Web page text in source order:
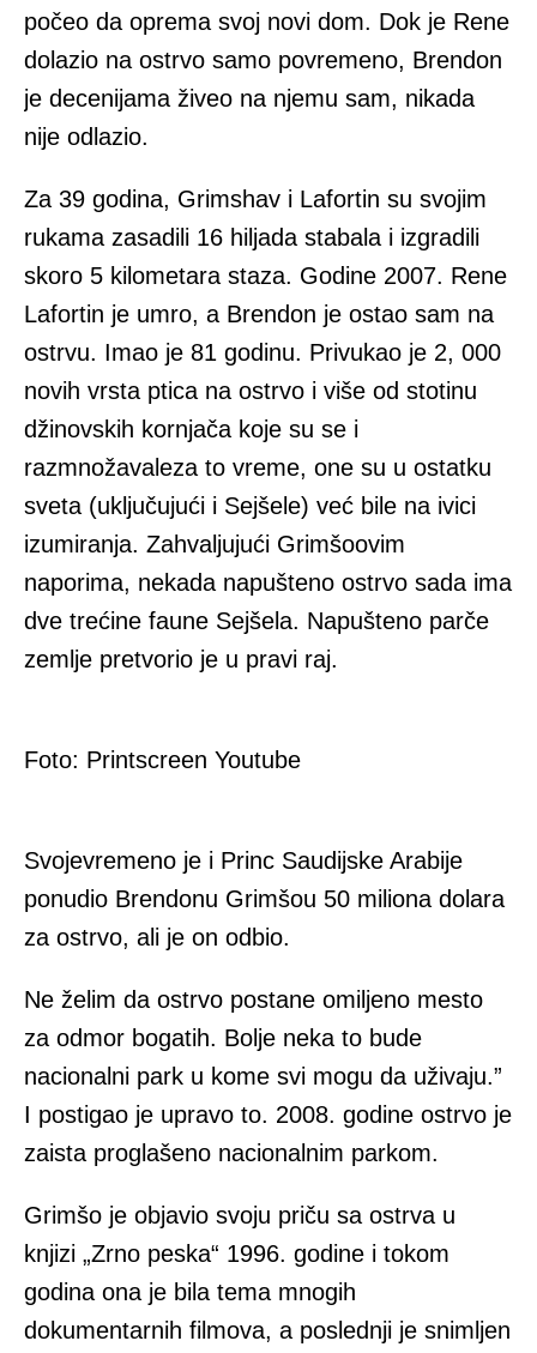
počeo da oprema svoj novi dom. Dok je Rene
dolazio na ostrvo samo povremeno, Brendon
je decenijama živeo na njemu sam, nikada
nije odlazio.
Za 39 godina, Grimshav i Lafortin su svojim
rukama zasadili 16 hiljada stabala i izgradili
skoro 5 kilometara staza. Godine 2007. Rene
Lafortin je umro, a Brendon je ostao sam na
ostrvu. Imao je 81 godinu. Privukao je 2, 000
novih vrsta ptica na ostrvo i više od stotinu
džinovskih kornjača koje su se i
razmnožavaleza to vreme, one su u ostatku
sveta (uključujući i Sejšele) već bile na ivici
izumiranja. Zahvaljujući Grimšoovim
naporima, nekada napušteno ostrvo sada ima
dve trećine faune Sejšela. Napušteno parče
zemlje pretvorio je u pravi raj.
Foto: Printscreen Youtube
Svojevremeno je i Princ Saudijske Arabije
ponudio Brendonu Grimšou 50 miliona dolara
za ostrvo, ali je on odbio.
Ne želim da ostrvo postane omiljeno mesto
za odmor bogatih. Bolje neka to bude
nacionalni park u kome svi mogu da uživaju.”
I postigao je upravo to. 2008. godine ostrvo je
zaista proglašeno nacionalnim parkom.
Grimšo je objavio svoju priču sa ostrva u
knjizi „Zrno peska“ 1996. godine i tokom
godina ona je bila tema mnogih
dokumentarnih filmova, a poslednji je snimljen